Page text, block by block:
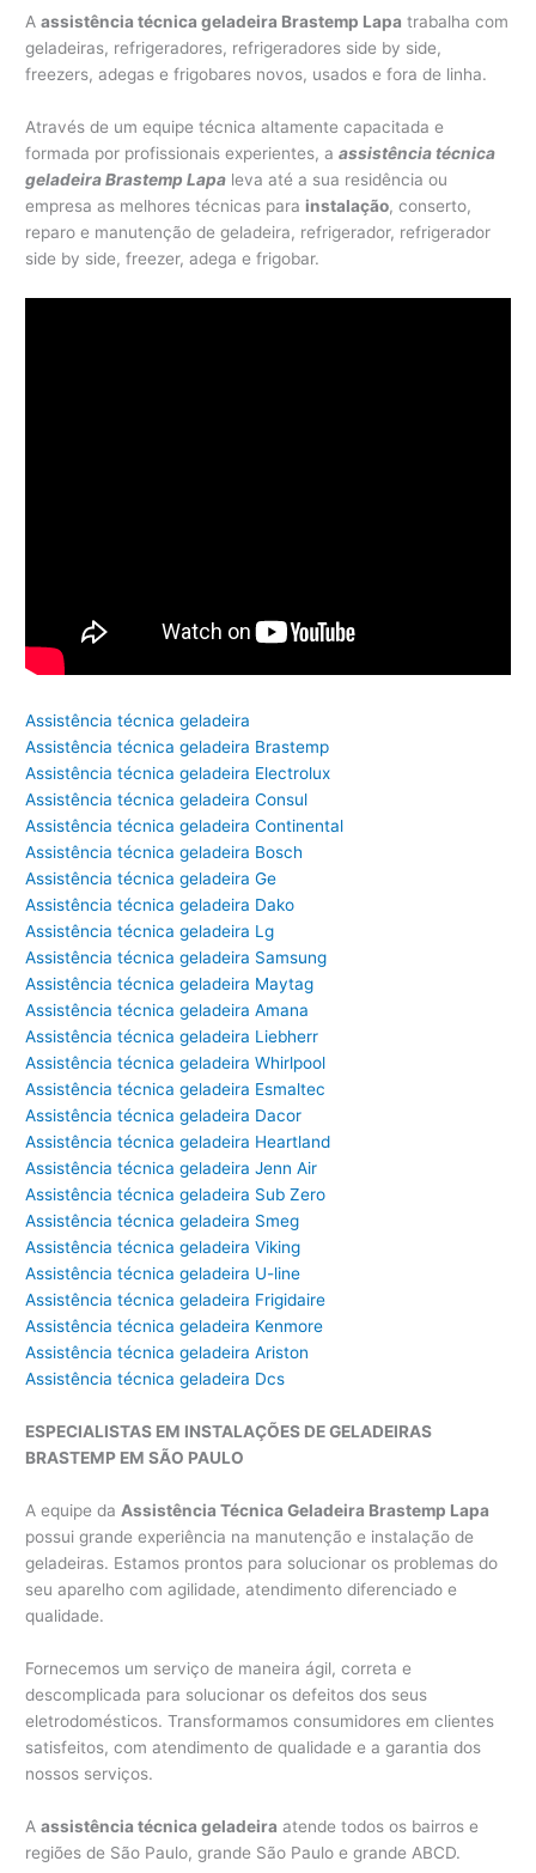
Aassistência técnica geladeira Brastemp Lapa trabalha com
geladeiras, refrigeradores, refrigeradores side by side,
freezers, adegas e frigobares novos, usados e fora de linha.
Através de um equipe técnica altamente capacitada e
formada por profissionais experientes, aassistência técnica
geladeira Brastemp Lapa leva até a sua residência ou
empresa as melhores técnicas para instalação, conserto,
reparo e manutenção de geladeira, refrigerador, refrigerador
side by side, freezer, adega e frigobar.
Assistência técnica geladeira
Assistência técnica geladeira Brastemp
Assistência técnica geladeira Electrolux
Assistência técnica geladeira Consul
Assistência técnica geladeira Continental
Assistência técnica geladeira Bosch
Assistência técnica geladeira Ge
Assistência técnica geladeira Dako
Assistência técnica geladeira Lg
Assistência técnica geladeira Samsung
Assistência técnica geladeira Maytag
Assistência técnica geladeira Amana
Assistência técnica geladeira Liebherr
Assistência técnica geladeira Whirlpool
Assistência técnica geladeira Esmaltec
Assistência técnica geladeira Dacor
Assistência técnica geladeira Heartland
Assistência técnica geladeira Jenn Air
Assistência técnica geladeira Sub Zero
Assistência técnica geladeira Smeg
Assistência técnica geladeira Viking
Assistência técnica geladeira U-line
Assistência técnica geladeira Frigidaire
Assistência técnica geladeira Kenmore
Assistência técnica geladeira Ariston
Assistência técnica geladeira Dcs
ESPECIALISTAS EM INSTALAÇÕES DE GELADEIRAS
BRASTEMP EM SÃO PAULO
A equipe da Assistência Técnica Geladeira Brastemp Lapa
possui grande experiência na manutenção e instalação de
geladeiras. Estamos prontos para solucionar os problemas do
seu aparelho com agilidade, atendimento diferenciado e
qualidade.
Fornecemos um serviço de maneira ágil, correta e
descomplicada para solucionar os defeitos dos seus
eletrodomésticos. Transformamos consumidores em clientes
satisfeitos, com atendimento de qualidade e a garantia dos
nossos serviços.
Aassistência técnica geladeira atende todos os bairros e
regiões de São Paulo, grande São Paulo e grande ABCD.